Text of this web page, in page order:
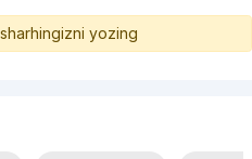
yozing